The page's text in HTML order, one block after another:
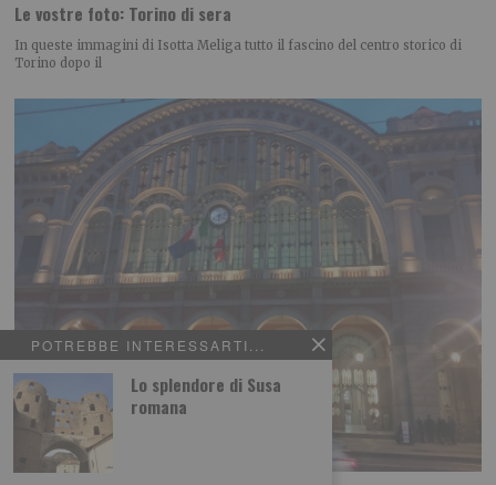
POTREBBE INTERESSARTI...
Lo splendore di Susa
romana
Le vostre foto: Torino di sera
In queste immagini di Isotta Meliga tutto il fascino del centro storico di
Torino dopo il